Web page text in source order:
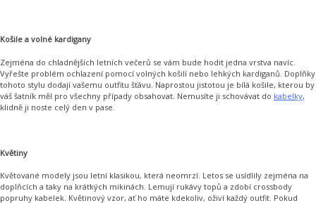
Košile a volné kardigany
Zejména do chladnějších letních večerů se vám bude hodit jedna vrstva navíc.
Vyřešte problém ochlazení pomocí volných košilí nebo lehkých kardiganů. Doplňky
tohoto stylu dodají vašemu outfitu šťávu. Naprostou jistotou je bílá košile, kterou by
váš šatník měl pro všechny případy obsahovat. Nemusíte ji schovávat do kabelky,
klidně ji noste celý den v pase.
Květiny
Květované modely jsou letní klasikou, která neomrzí. Letos se usídlily zejména na
doplňcích a taky na krátkých mikinách. Lemují rukávy topů a zdobí crossbody
popruhy kabelek. Květinový vzor, ať ho máte kdekoliv, oživí každý outfit. Pokud